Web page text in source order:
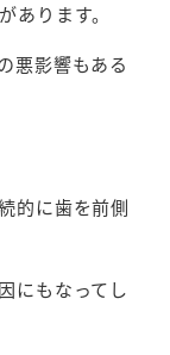
あります。
悪影響もある
的に歯を前側
にもなってし